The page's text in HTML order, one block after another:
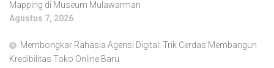
Mapping di Museum Mulawarman
Agustus 7, 2026
Membongkar Rahasia Agensi Digital: Trik Cerdas Membangun
Kredibilitas Toko Online Baru